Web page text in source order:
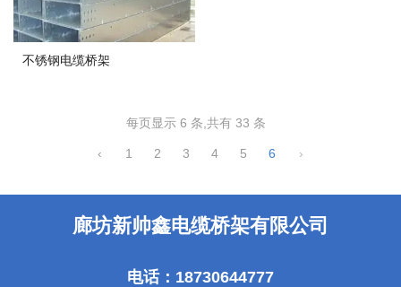
不锈钢电缆桥架
每页显示 6 条,共有 33 条
‹ 1 2 3 4 5 6 ›
廊坊新帅鑫电缆桥架有限公司
电话：18730644777